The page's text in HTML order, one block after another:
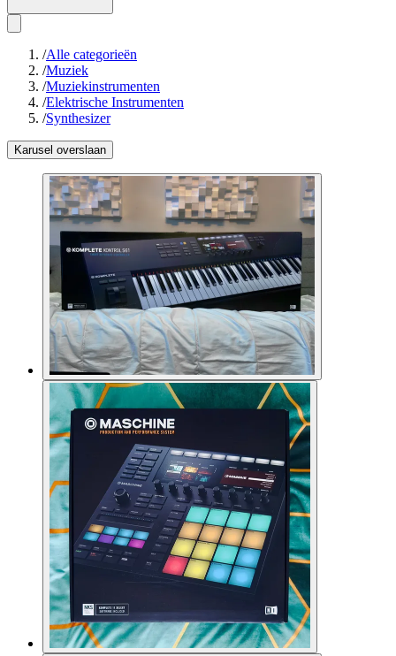
/Alle categorieën
/Muziek
/Muziekinstrumenten
/Elektrische Instrumenten
/Synthesizer
Karusel overslaan